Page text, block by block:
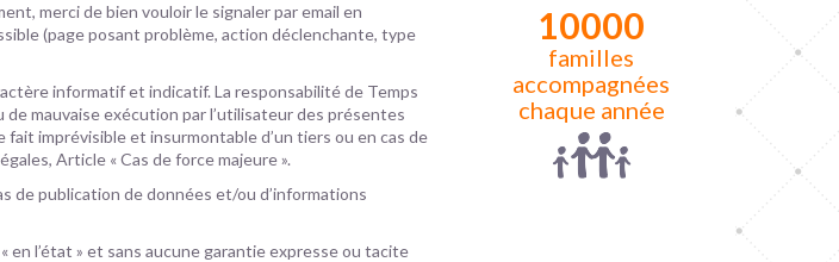
merci de bien vouloir le signaler par email en
(page posant problème, action déclenchante, type
informatif et indicatif. La responsabilité de Temps
mauvaise exécution par l’utilisateur des présentes
imprévisible et insurmontable d’un tiers ou en cas de
Article « Cas de force majeure ».
de publication de données et/ou d’informations
l’état » et sans aucune garantie expresse ou tacite
10000
familles
accompagnées
chaque année